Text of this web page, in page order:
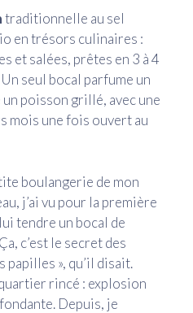
traditionnelle au sel
en trésors culinaires :
et salées, prêtes en 3 à 4
seul bocal parfume un
poisson grillé, avec une
mois une fois ouvert au
boulangerie de mon
j’ai vu pour la première
tendre un bocal de
c’est le secret des
», qu’il disait.
rincé : explosion
Depuis, je